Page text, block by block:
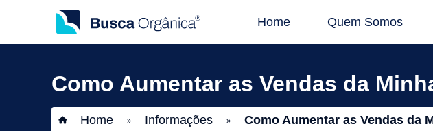
Home Quem Somos
Como Aumentar as Vendas da
Home » Informações » Como Aumentar as Vendas da